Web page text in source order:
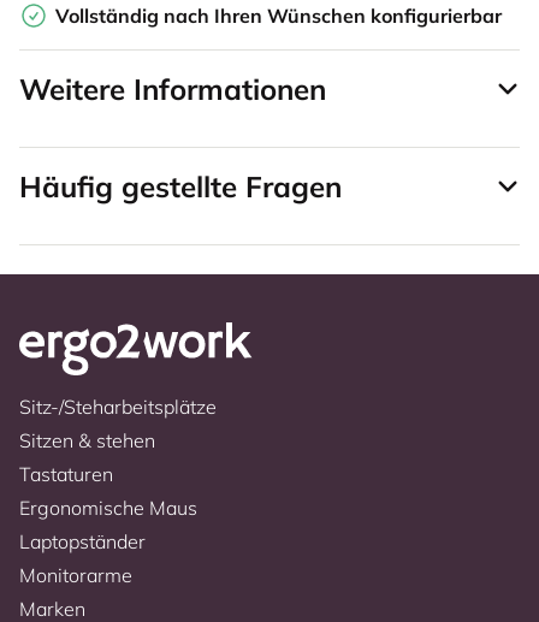
Vollständig nach Ihren Wünschen konfigurierbar
Weitere Informationen
Häufig gestellte Fragen
Sitz-/Steharbeitsplätze
Sitzen & stehen
Tastaturen
Ergonomische Maus
Laptopständer
Monitorarme
Marken